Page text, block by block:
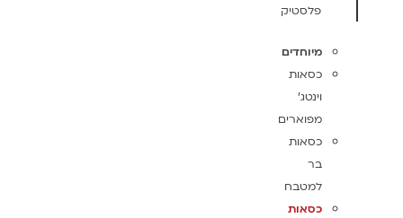
פלסטיק
מיוחדים
כסאות
וינטג'
מפוארים
כסאות
בר
למטבח
כסאות